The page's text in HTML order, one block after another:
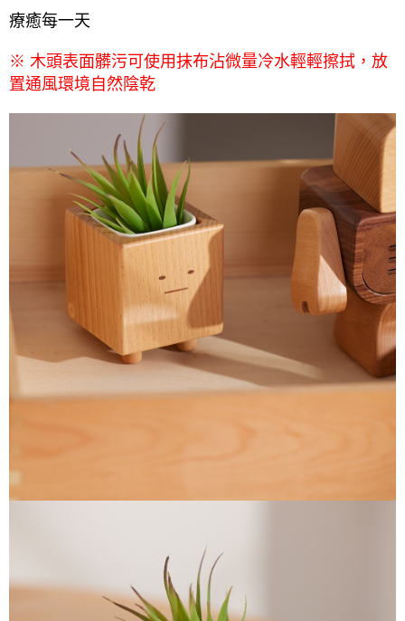
療癒每一天
※ 木頭表面髒污可使用抹布沾微量冷水輕輕擦拭，放
置通風環境自然陰乾